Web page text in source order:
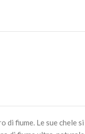
di fiume. Le sue chele si